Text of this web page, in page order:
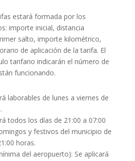
estará formada por los
importe inicial, distancia
salto, importe kilométrico,
de aplicación de la tarifa. El
tarifario indicarán el número de
funcionando.
laborables de lunes a viernes de
todos los días de 21:00 a 07:00
y festivos del municipio de
horas.
del aeropuerto): Se aplicará